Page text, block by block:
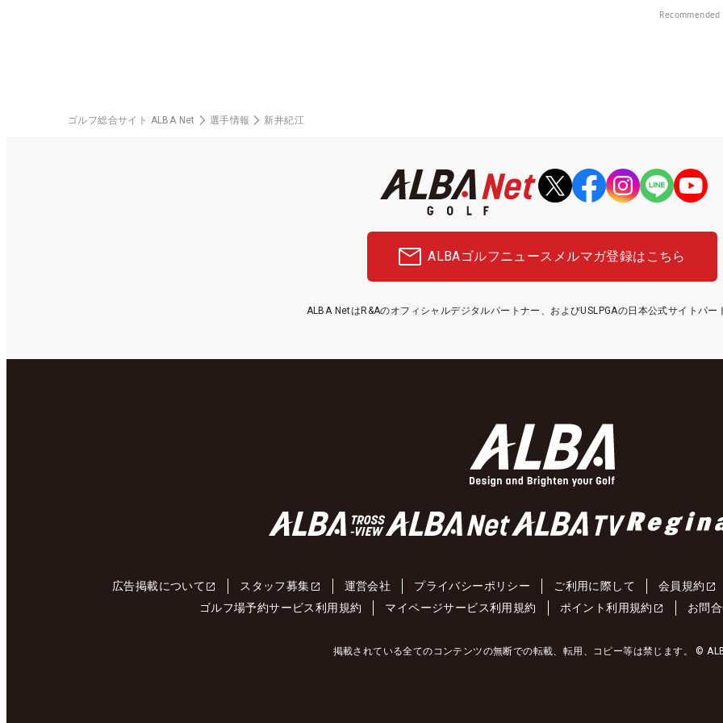
Recommended
ゴルフ総合サイト ALBA Net 選手情報 新井紀江
ALBAゴルフニュース メルマガ登録はこちら
ALBA NetはR&Aのオフィシャルデジタルパートナー、およびUSLPGAの日本公式サイトパー
広告掲載について スタッフ募集 運営会社 プライバシーポリシー ご利用に際して 会員規約
ゴルフ場予約サービス利用規約
マイページサービス利用規約 ポイント利用規約 お問
掲載されている全てのコンテンツの無断での転載、転用、コピー等は禁じます。 ©